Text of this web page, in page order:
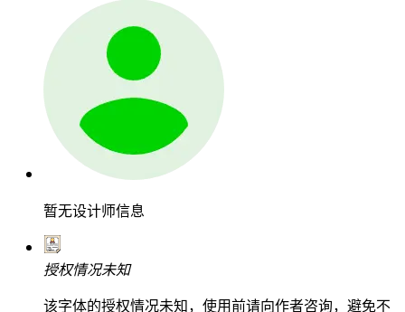
暂无设计师信息
授权情况未知
该字体的授权情况未知，使用前请向作者咨询，避免不